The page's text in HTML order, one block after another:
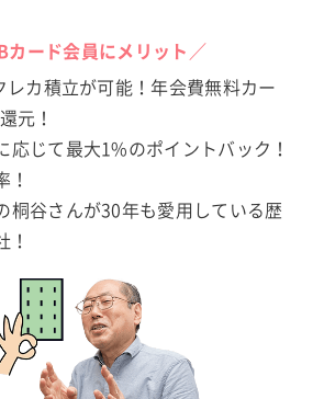
カード会員にメリット／
レカ積立が可能！年会費無料カー
元！
応じて最大1%のポイントバック！
！
桐谷さんが30年も愛用している歴
！